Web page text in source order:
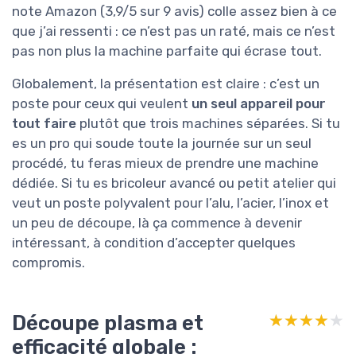
note Amazon (3,9/5 sur 9 avis) colle assez bien à ce
que j’ai ressenti : ce n’est pas un raté, mais ce n’est
pas non plus la machine parfaite qui écrase tout.
Globalement, la présentation est claire : c’est un
poste pour ceux qui veulent un seul appareil pour
tout faire plutôt que trois machines séparées. Si tu
es un pro qui soude toute la journée sur un seul
procédé, tu feras mieux de prendre une machine
dédiée. Si tu es bricoleur avancé ou petit atelier qui
veut un poste polyvalent pour l’alu, l’acier, l’inox et
un peu de découpe, là ça commence à devenir
intéressant, à condition d’accepter quelques
compromis.
Découpe plasma et
efficacité globale :
★★★★★
★★★★★